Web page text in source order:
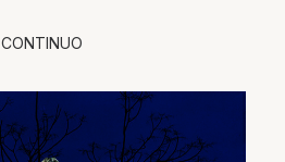
CONTINUO